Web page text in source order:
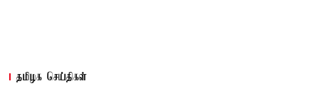
தமிழக செய்திகள்